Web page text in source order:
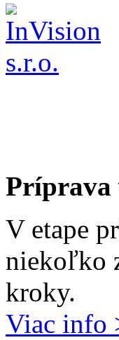
Príprava
V etape
niekoľko
kroky.
Viac info